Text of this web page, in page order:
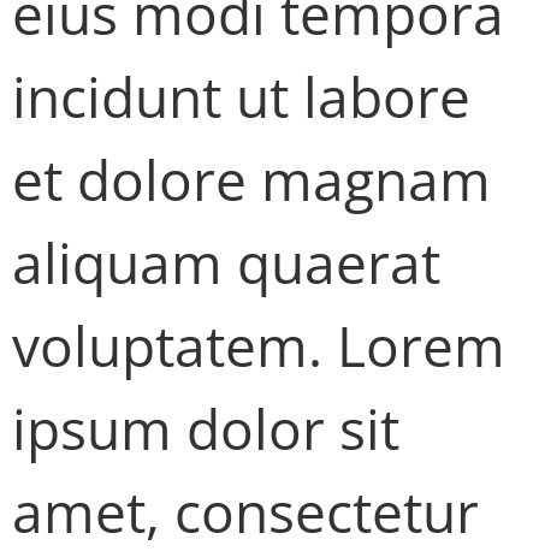
incidunt ut labore
et dolore magnam
aliquam quaerat
voluptatem. Lorem
ipsum dolor sit
amet, consectetur